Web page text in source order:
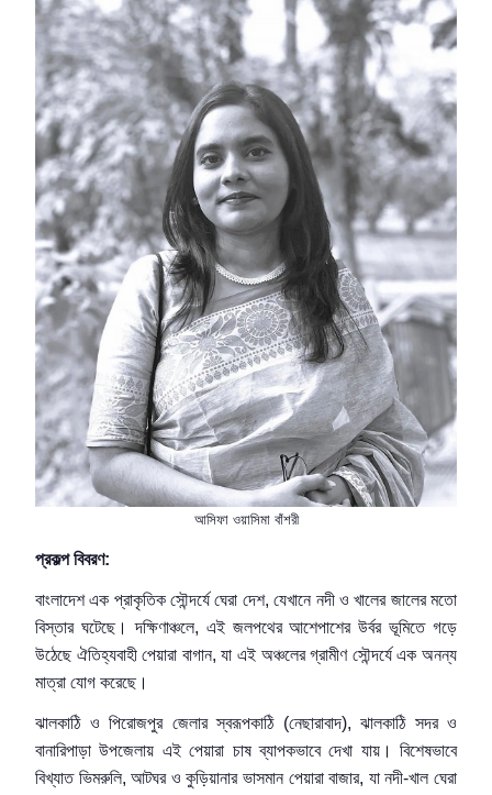
আসিফা ওয়াসিমা বাঁশরী
প্রকল্প বিবরণ:
বাংলাদেশ এক প্রাকৃতিক সৌন্দর্যে ঘেরা দেশ, যেখানে নদী ও খালের জালের মতো
বিস্তার ঘটেছে। দক্ষিণাঞ্চলে, এই জলপথের আশেপাশের উর্বর ভূমিতে গড়ে
উঠেছে ঐতিহ্যবাহী পেয়ারা বাগান, যা এই অঞ্চলের গ্রামীণ সৌন্দর্যে এক অনন্য
মাত্রা যোগ করেছে।
ঝালকাঠি ও পিরোজপুর জেলার স্বরূপকাঠি (নেছারাবাদ), ঝালকাঠি সদর ও
বানারিপাড়া উপজেলায় এই পেয়ারা চাষ ব্যাপকভাবে দেখা যায়। বিশেষভাবে
বিখ্যাত ভিমরুলি, আটঘর ও কুড়িয়ানার ভাসমান পেয়ারা বাজার, যা নদী-খাল ঘেরা